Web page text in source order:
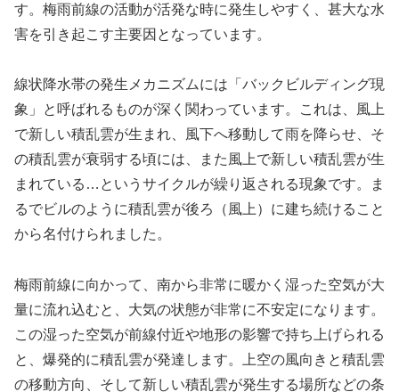
す。梅雨前線の活動が活発な時に発生しやすく、甚大な水
害を引き起こす主要因となっています。
線状降水帯の発生メカニズムには「バックビルディング現
象」と呼ばれるものが深く関わっています。これは、風上
で新しい積乱雲が生まれ、風下へ移動して雨を降らせ、そ
の積乱雲が衰弱する頃には、また風上で新しい積乱雲が生
まれている…というサイクルが繰り返される現象です。ま
るでビルのように積乱雲が後ろ（風上）に建ち続けること
から名付けられました。
梅雨前線に向かって、南から非常に暖かく湿った空気が大
量に流れ込むと、大気の状態が非常に不安定になります。
この湿った空気が前線付近や地形の影響で持ち上げられる
と、爆発的に積乱雲が発達します。上空の風向きと積乱雲
の移動方向、そして新しい積乱雲が発生する場所などの条